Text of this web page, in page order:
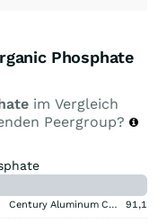
Phosphate
im Vergleich
Peergroup?
Century Aluminum Company 91,1